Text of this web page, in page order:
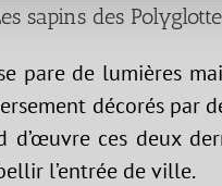
sapins des
pare de lumières
décorés par
ces deux
l’entrée de ville.